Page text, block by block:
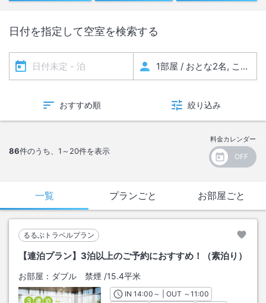
日付を指定して空室を検索する
おすすめ順 絞り込み
86件のうち、 1～20件を表示
料金カレンダー
一覧 プランごと お部屋ごと
るるぶトラベルプラン
【連泊プラン】3泊以上のご予約におすすめ！（素泊り）
お部屋： ダブル 禁煙 /15.4平米
INチェックイン
14:00 ～ | OUT チェックアウト
～11:00